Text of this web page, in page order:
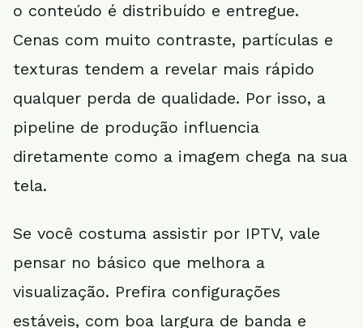
o conteúdo é distribuído e entregue.
Cenas com muito contraste, partículas e
texturas tendem a revelar mais rápido
qualquer perda de qualidade. Por isso, a
pipeline de produção influencia
diretamente como a imagem chega na sua
tela.
Se você costuma assistir por IPTV, vale
pensar no básico que melhora a
visualização. Prefira configurações
estáveis, com boa largura de banda e